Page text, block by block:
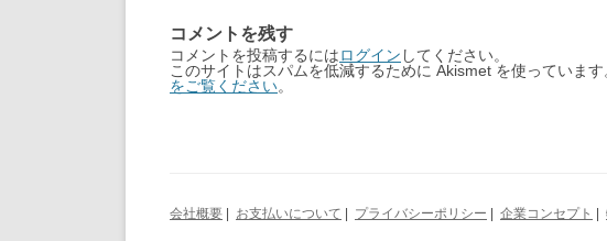
コメントを残す
コメントを投稿するにはログイン してください。
このサイトはスパムを低減するために Akismet を使っています
をご覧ください。
会社概要 お支払いについて プライバシーポリシー 企業コンセプト